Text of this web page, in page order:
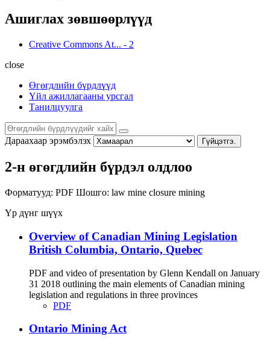
Ашиглах зөвшөөрлүүд
Creative Commons At... - 2
close
Өгөгдлийн бүрдлүүд
Үйл ажиллагааны урсгал
Танилцуулга
Дараахаар эрэмбэлэх Гүйцэтгэ.
2-н өгөгдлийн бүрдэл олдлоо
Форматууд: PDF Шошго: law mine closure mining
Үр дүнг шүүх
Overview of Canadian Mining Legislation
British Columbia, Ontario, Quebec
PDF and video of presentation by Glenn Kendall on January
31 2018 outlining the main elements of Canadian mining
legislation and regulations in three provinces
PDF
Ontario Mining Act